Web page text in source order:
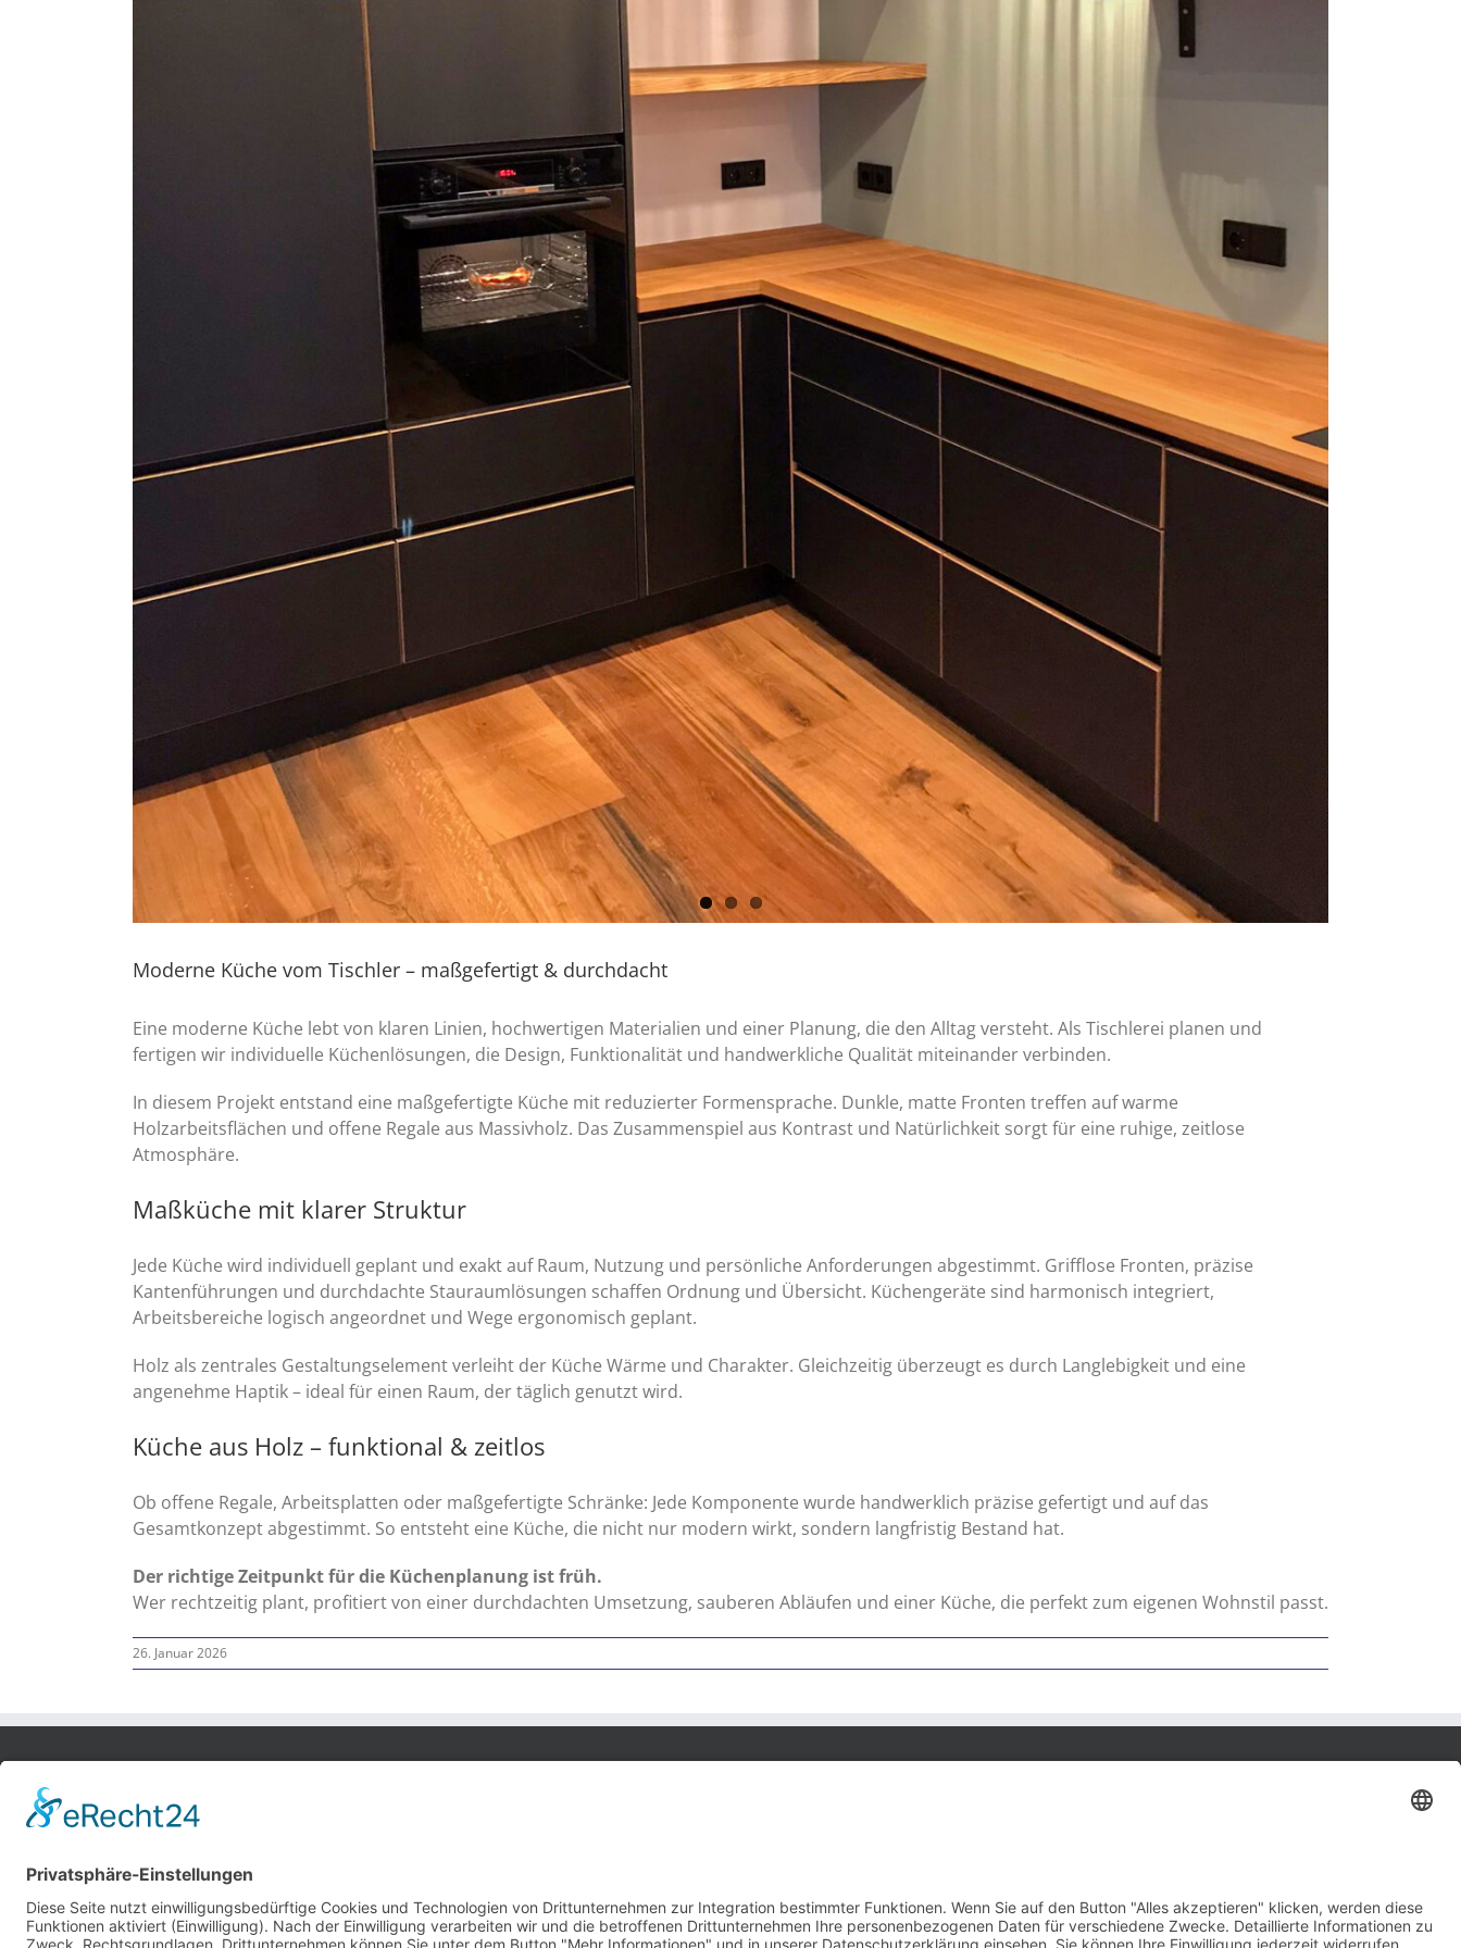
Moderne Küche vom Tischler – maßgefertigt & durchdacht
Eine moderne Küche lebt von klaren Linien, hochwertigen Materialien und einer Planung, die den Alltag versteht. Als Tischlerei planen und
fertigen wir individuelle Küchenlösungen, die Design, Funktionalität und handwerkliche Qualität miteinander verbinden.
In diesem Projekt entstand eine maßgefertigte Küche mit reduzierter Formensprache. Dunkle, matte Fronten treffen auf warme
Holzarbeitsflächen und offene Regale aus Massivholz. Das Zusammenspiel aus Kontrast und Natürlichkeit sorgt für eine ruhige, zeitlose
Atmosphäre.
Maßküche mit klarer Struktur
Jede Küche wird individuell geplant und exakt auf Raum, Nutzung und persönliche Anforderungen abgestimmt. Grifflose Fronten, präzise
Kantenführungen und durchdachte Stauraumlösungen schaffen Ordnung und Übersicht. Küchengeräte sind harmonisch integriert,
Arbeitsbereiche logisch angeordnet und Wege ergonomisch geplant.
Holz als zentrales Gestaltungselement verleiht der Küche Wärme und Charakter. Gleichzeitig überzeugt es durch Langlebigkeit und eine
angenehme Haptik – ideal für einen Raum, der täglich genutzt wird.
Küche aus Holz – funktional & zeitlos
Ob offene Regale, Arbeitsplatten oder maßgefertigte Schränke: Jede Komponente wurde handwerklich präzise gefertigt und auf das
Gesamtkonzept abgestimmt. So entsteht eine Küche, die nicht nur modern wirkt, sondern langfristig Bestand hat.
Der richtige Zeitpunkt für die Küchenplanung ist früh.
Wer rechtzeitig plant, profitiert von einer durchdachten Umsetzung, sauberen Abläufen und einer Küche, die perfekt zum eigenen Wohnstil passt.
26. Januar 2026
Bobek Möbel-Innenausbau GmbH
27211 Bassum
Tel.: 0 42 41 / 97 93 48
Fax: 0 42 41 / 97 93 49
AGB